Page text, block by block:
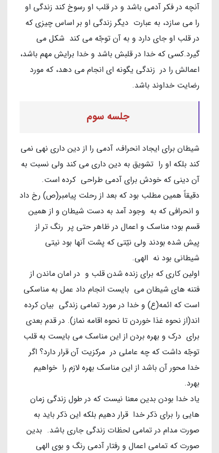
آنچه در فکر آدمی باشد و در قلب او رسوخ کند زندگی او
را می سازد، به عبارت دیگر زندگی او بر اساس چیزی که
در قلب او جای دارد و به آن توجّه می کند شکل می
گیرد.کسی که خدا در قلبش باشد و خدا برایش مهم باشد،
اعمالش را در زندگی یگونه ای انجام می دهد، که مورد
رضایت خداوند باشد.
جلسه سوم
شیطان برای ایجاد انحراف، آدمی را از دین داری نهی نمی
کند بلکه او را تشویق به دین داری می کند ولی نسبت به
آن دینی که خودش برای آدمی طراحی کرده است.
دقیقاً همین مطلب بود که بعد از رحلت پیامبر(ص) رخ داد
و انحرافی که به وجود آمد به دست شیطان و از همین
قسم بود؛ مناسک و اعمال در ظاهر حتی پر رنگ تر از
پیش شده بودند ولی نیّتی که پشت آنها بود نیتی
شیطانی بود نه الهی.
اولین کاری که برای زنده شدن قلب و در امان ماندن از
فتنه های شیطان می بایست انجام داد عمل به مناسکی
است که ائمه(ع) و خدا در مورد تمامی زندگی بیان کرده
اند(از نحوه غذا خوردن تا نحوه اقامه نماز). در قدم بعدی
برای درک و بهره بردن از این مناسک می بایست به قلب
توجّه داشت که چه عاملی در مرکزیت آن قرار دارد؟ اگر
خدا محور آن باشد از این مناسک بهره لازم را خواهیم
بهرد.
یاد خدا بودن بدین معنا نیست که در طول زندگی زمان
هایی را برای ذکر خدا قرار دهیم بلکه این ذکر باید به
صورت مدام در تمامی لحظات زندگی جاری باشد. بدین
صورت که تمامی اعمال و رفتار آدمی رنگ و بوی الهی